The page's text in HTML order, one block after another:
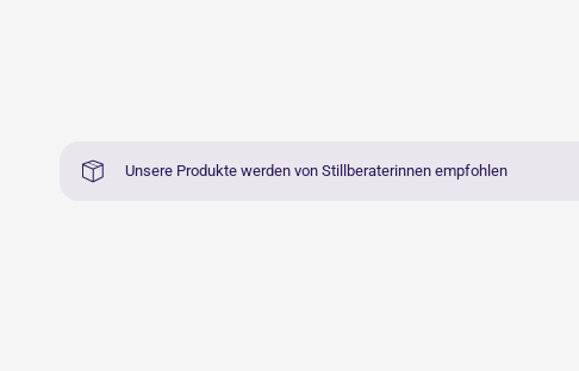
Unsere Produkte werden von Stillberaterinnen empfohlen